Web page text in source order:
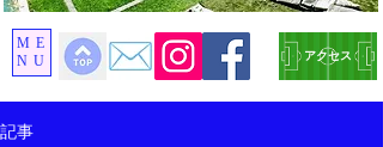
アクセス
ME
NU
記事